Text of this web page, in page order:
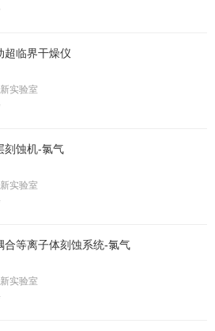
超临界干燥仪
实验室
刻蚀机-氯气
实验室
合等离子体刻蚀系统-氯气
实验室